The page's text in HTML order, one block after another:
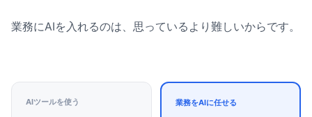
業務にAIを入れるのは、思っているより難しいからです。
AIツールを使う 業務をAIに任せる